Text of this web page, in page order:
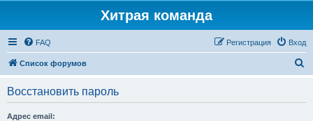
Хитрая команда
FAQ Вход
Регистрация
Список форумов
Восстановить пароль
Адрес email: